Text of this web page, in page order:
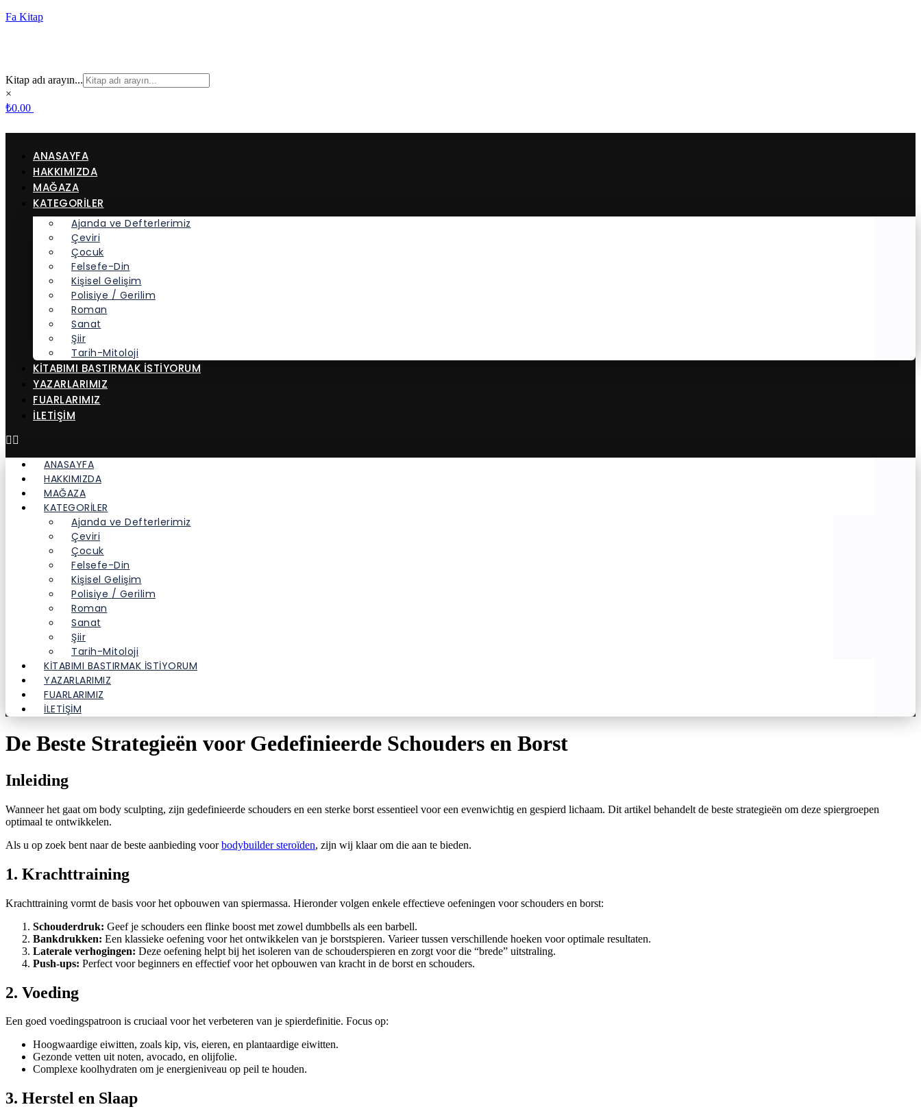
Fa Kitap
Kitap adı arayın...
×
₺0.00
ANASAYFA
HAKKIMIZDA
MAĞAZA
KATEGORİLER
Ajanda ve Defterlerimiz
Çeviri
Çocuk
Felsefe-Din
Kişisel Gelişim
Polisiye / Gerilim
Roman
Sanat
Şiir
Tarih-Mitoloji
KITABIMI BASTIRMAK İSTIYORUM
YAZARLARIMIZ
FUARLARIMIZ
İLETİŞİM
ANASAYFA
HAKKIMIZDA
MAĞAZA
KATEGORİLER
Ajanda ve Defterlerimiz
Çeviri
Çocuk
Felsefe-Din
Kişisel Gelişim
Polisiye / Gerilim
Roman
Sanat
Şiir
Tarih-Mitoloji
KITABIMI BASTIRMAK İSTIYORUM
YAZARLARIMIZ
FUARLARIMIZ
İLETİŞİM
De Beste Strategieën voor Gedefinieerde Schouders en Borst
Inleiding
Wanneer het gaat om body sculpting, zijn gedefinieerde schouders en een sterke borst essentieel voor een evenwichtig en gespierd lichaam. Dit artikel behandelt de beste strategieën om deze spiergroepen
optimaal te ontwikkelen.
Als u op zoek bent naar de beste aanbieding voorbodybuilder steroïden, zijn wij klaar om die aan te bieden.
1. Krachttraining
Krachttraining vormt de basis voor het opbouwen van spiermassa. Hieronder volgen enkele effectieve oefeningen voor schouders en borst:
Schouderdruk: Geef je schouders een flinke boost met zowel dumbbells als een barbell.
Bankdrukken: Een klassieke oefening voor het ontwikkelen van je borstspieren. Varieer tussen verschillende hoeken voor optimale resultaten.
Laterale verhogingen: Deze oefening helpt bij het isoleren van de schouderspieren en zorgt voor die “brede” uitstraling.
Push-ups: Perfect voor beginners en effectief voor het opbouwen van kracht in de borst en schouders.
2. Voeding
Een goed voedingspatroon is cruciaal voor het verbeteren van je spierdefinitie. Focus op:
Hoogwaardige eiwitten, zoals kip, vis, eieren, en plantaardige eiwitten.
Gezonde vetten uit noten, avocadо, en olijfolie.
Complexe koolhydraten om je energieniveau op peil te houden.
3. Herstel en Slaap